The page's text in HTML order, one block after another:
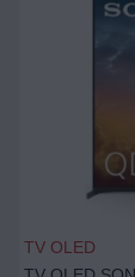
TV OLED